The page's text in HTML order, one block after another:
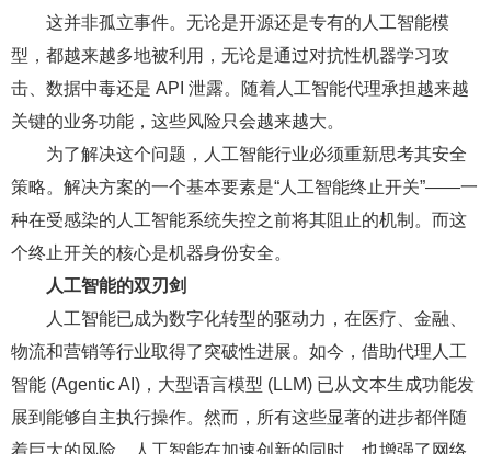
这并非孤立事件。无论是开源还是专有的人工智能模
型，都越来越多地被利用，无论是通过对抗性机器学习攻
击、数据中毒还是 API 泄露。随着人工智能代理承担越来越
关键的业务功能，这些风险只会越来越大。
为了解决这个问题，人工智能行业必须重新思考其安全
策略。解决方案的一个基本要素是“人工智能终止开关”——一
种在受感染的人工智能系统失控之前将其阻止的机制。而这
个终止开关的核心是机器身份安全。
人工智能的双刃剑
人工智能已成为数字化转型的驱动力，在医疗、金融、
物流和营销等行业取得了突破性进展。如今，借助代理人工
智能 (Agentic AI)，大型语言模型 (LLM) 已从文本生成功能发
展到能够自主执行操作。然而，所有这些显著的进步都伴随
着巨大的风险。人工智能在加速创新的同时，也增强了网络